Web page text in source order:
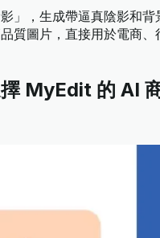
」，生成帶逼真陰影和
質圖片，直接用於電商
MyEdit 的 AI